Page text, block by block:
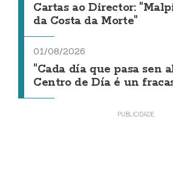
Cartas ao Director:
da Costa da Morte"
01/08/2026
"Cada día que pasa sen
Centro de Día é un